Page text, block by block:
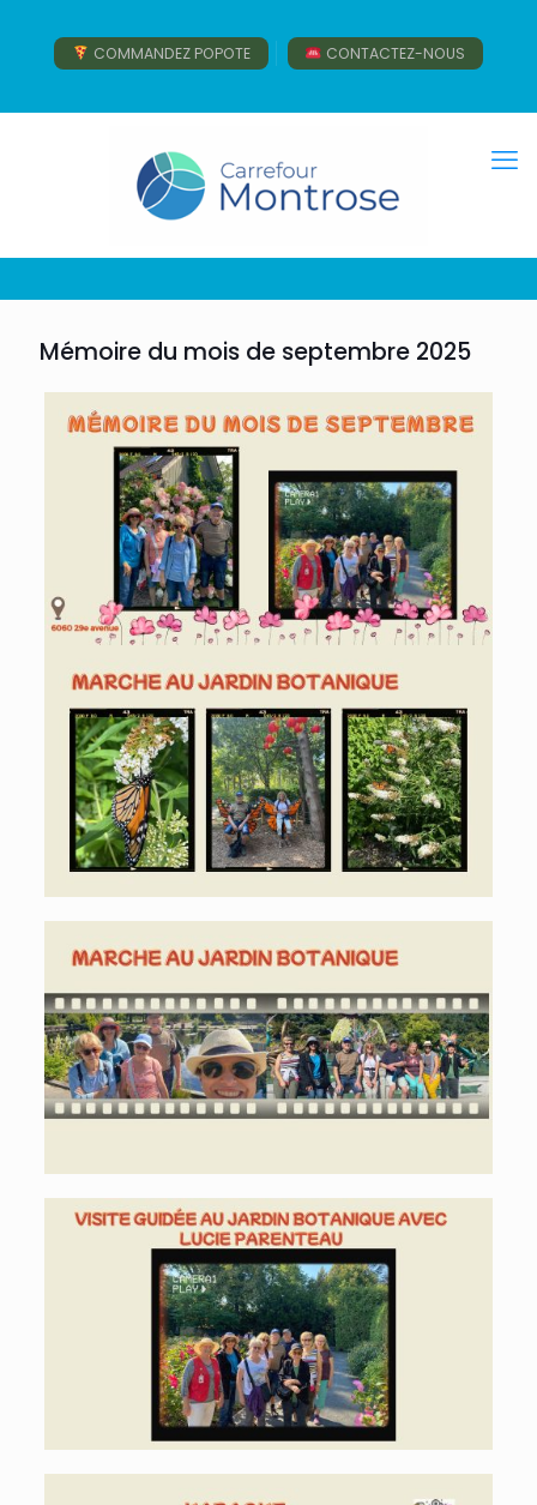
COMMANDEZ POPOTE CONTACTEZ-NOUS
Mémoire du mois de septembre 2025